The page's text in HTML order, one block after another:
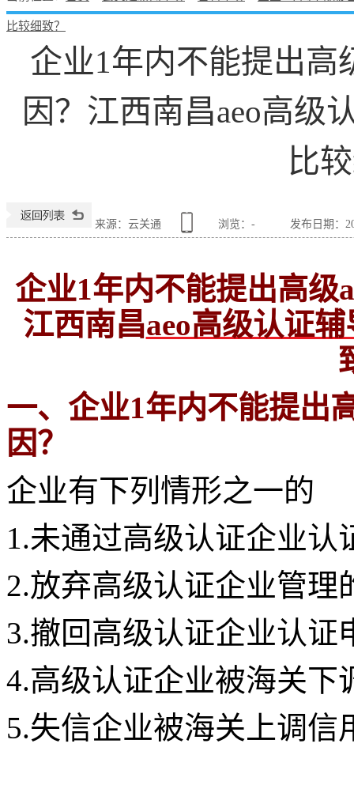
比较细致？
企业1年内不能提出高
因？江西南昌aeo高级
比
来源：云关通 浏览： - 发布日期：
企业1年内不能提出高级
江西南昌aeo高级认证
一、企业1年内不能提出
因？
企业有下列情形之一的
1.未通过高级认证企业认
2.放弃高级认证企业管理
3.撤回高级认证企业认证
4.高级认证企业被海关下
5.失信企业被海关上调信